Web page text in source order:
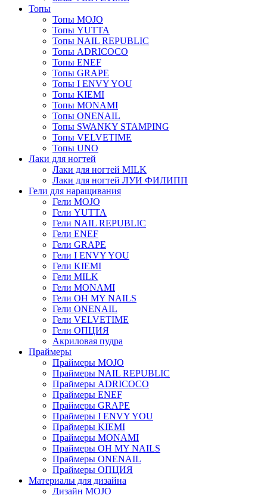
Топы
Топы MOJO
Топы YUTTA
Топы NAIL REPUBLIC
Топы ADRICOCO
Топы ENEF
Топы GRAPE
Топы I ENVY YOU
Топы KIEMI
Топы MONAMI
Топы ONENAIL
Топы SWANKY STAMPING
Топы VELVETIME
Топы UNO
Лаки для ногтей
Лаки для ногтей MILK
Лаки для ногтей ЛУИ ФИЛИПП
Гели для наращивания
Гели MOJO
Гели YUTTA
Гели NAIL REPUBLIC
Гели ENEF
Гели GRAPE
Гели I ENVY YOU
Гели KIEMI
Гели MILK
Гели MONAMI
Гели OH MY NAILS
Гели ONENAIL
Гели VELVETIME
Гели ОПЦИЯ
Акриловая пудра
Праймеры
Праймеры MOJO
Праймеры NAIL REPUBLIC
Праймеры ADRICOCO
Праймеры ENEF
Праймеры GRAPE
Праймеры I ENVY YOU
Праймеры KIEMI
Праймеры MONAMI
Праймеры OH MY NAILS
Праймеры ONENAIL
Праймеры ОПЦИЯ
Материалы для дизайна
Дизайн MOJO